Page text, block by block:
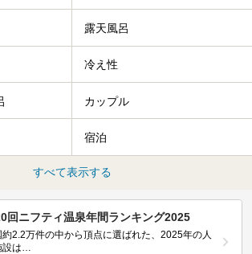
露天風呂
冷え性
カップル
宿泊
すべて表示する
回ニフティ温泉年間ランキング2025
約2.2万件の中から頂点に選ばれた、2025年の人
は…